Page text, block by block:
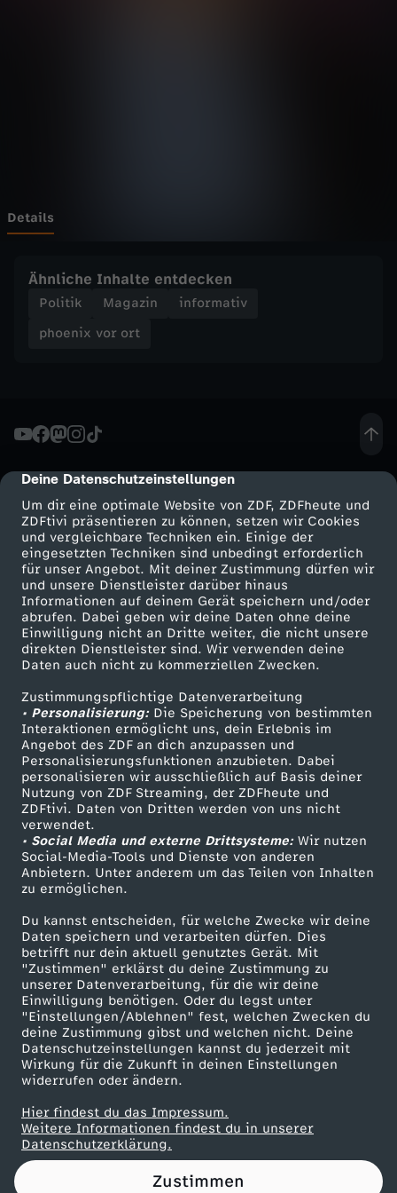
cmp-dialog-description
Deine Datenschutzeinstellungen
Um dir eine optimale Website von ZDF, ZDFheute und
ZDFtivi präsentieren zu können, setzen wir Cookies
und vergleichbare Techniken ein. Einige der
eingesetzten Techniken sind unbedingt erforderlich
für unser Angebot. Mit deiner Zustimmung dürfen wir
und unsere Dienstleister darüber hinaus
Informationen auf deinem Gerät speichern und/oder
abrufen. Dabei geben wir deine Daten ohne deine
Einwilligung nicht an Dritte weiter, die nicht unsere
direkten Dienstleister sind. Wir verwenden deine
Daten auch nicht zu kommerziellen Zwecken.
Zustimmungspflichtige Datenverarbeitung
• Personalisierung:Die Speicherung von bestimmten
Interaktionen ermöglicht uns, dein Erlebnis im
Angebot des ZDF an dich anzupassen und
Personalisierungsfunktionen anzubieten. Dabei
personalisieren wir ausschließlich auf Basis deiner
Nutzung von ZDF Streaming, der ZDFheute und
ZDFtivi. Daten von Dritten werden von uns nicht
verwendet.
• Social Media und externe Drittsysteme:Wir nutzen
Social-Media-Tools und Dienste von anderen
Anbietern. Unter anderem um das Teilen von Inhalten
zu ermöglichen.
Du kannst entscheiden, für welche Zwecke wir deine
Daten speichern und verarbeiten dürfen. Dies
betrifft nur dein aktuell genutztes Gerät. Mit
"Zustimmen" erklärst du deine Zustimmung zu
unserer Datenverarbeitung, für die wir deine
Einwilligung benötigen. Oder du legst unter
"Einstellungen/Ablehnen" fest, welchen Zwecken du
deine Zustimmung gibst und welchen nicht. Deine
Datenschutzeinstellungen kannst du jederzeit mit
Wirkung für die Zukunft in deinen Einstellungen
widerrufen oder ändern.
Hier findest du das Impressum.
Weitere Informationen findest du in unserer
Datenschutzerklärung.
Zustimmen
t
D
L
i
n
k
e
-
P
a
r
t
e
i
p
r
e
s
s
e
Details
Ähnliche Inhalte entdecken
Politik Magazin
informativ
phoenix vor ort
Mehr ZDF
ZDF-Apps
Smart TV
ZDFtext
Livestreams
Sendungen A-Z
TV-Programm
Service
ZDFmitreden
Kontakt zum ZDF
Tickets
Zuschauerservice
Hilfe
ZDF Unternehmen
Karriere
ZDF goes Schule
Werbefernsehen
Mainzelmännchen
Partner